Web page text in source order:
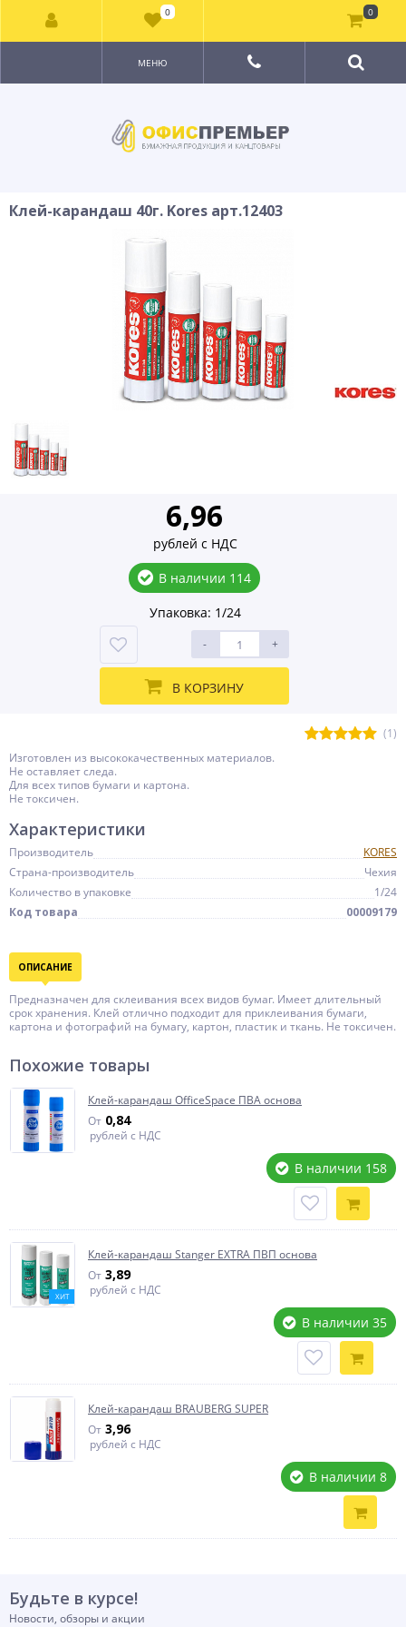
МЕНЮ
Клей-карандаш 40г. Kores арт.12403
(1)
Изготовлен из высококачественных материалов.
Не оставляет следа.
Для всех типов бумаги и картона.
Не токсичен.
6,96
рублей с НДС
В наличии 114
Упаковка: 1/24
- +
В КОРЗИНУ
Характеристики
Производитель
KORES
Страна-производитель
Чехия
Количество в упаковке
1/24
Код товара
00009179
ОПИСАНИЕ
Предназначен для склеивания всех видов бумаг. Имеет длительный
срок хранения. Клей отлично подходит для приклеивания бумаги,
картона и фотографий на бумагу, картон, пластик и ткань. Не токсичен.
Похожие товары
Клей-карандаш OfficeSpace ПВА основа
От 0,84
рублей с НДС
В наличии 158
ХИТ
Клей-карандаш Stanger EXTRA ПВП основа
От 3,89
рублей с НДС
В наличии 35
Клей-карандаш BRAUBERG SUPER
От 3,96
рублей с НДС
В наличии 8
Будьте в курсе!
Новости, обзоры и акции
0 0